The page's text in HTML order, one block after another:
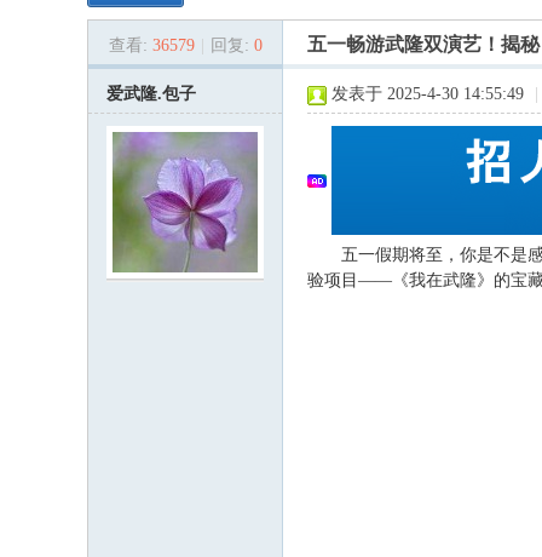
» › › ›
查看: 36579 回复: 0 五一畅游武隆双演艺！揭
爱武隆.包子 发表于 2025-4-30 14:55:49
五一假期将至，你是不是感
验项目——《我在武隆》的宝藏